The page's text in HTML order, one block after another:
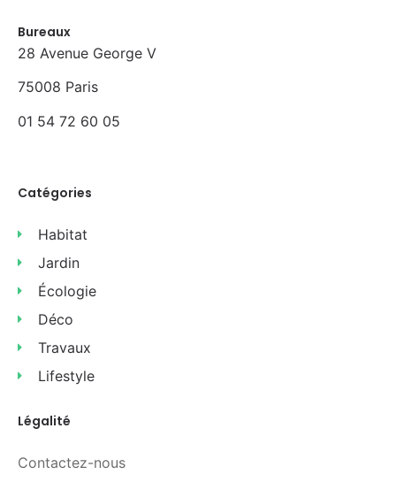
Bureaux
28 Avenue George V
75008 Paris
01 54 72 60 05
Catégories
Habitat
Jardin
Écologie
Déco
Travaux
Lifestyle
Légalité
Contactez-nous